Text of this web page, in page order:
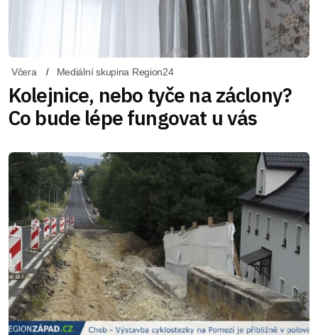
Včera Mediální skupina Region24
Kolejnice, nebo tyče na záclony?
Co bude lépe fungovat u vás